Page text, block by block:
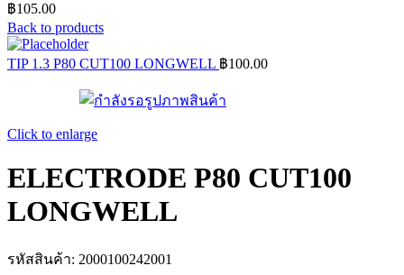
฿105.00
Back to products
TIP 1.3 P80 CUT100 LONGWELL ฿100.00
Click to enlarge
ELECTRODE P80 CUT100
LONGWELL
รหัสสินค้า: 2000100242001